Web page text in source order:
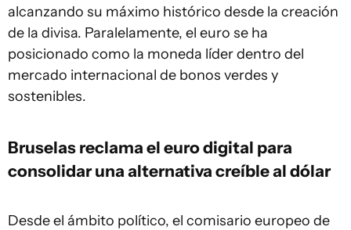
alcanzando su máximo histórico desde la creación
de la divisa. Paralelamente, el euro se ha
posicionado como la moneda líder dentro del
mercado internacional de bonos verdes y
sostenibles.
Bruselas reclama el euro digital para
consolidar una alternativa creíble al dólar
Desde el ámbito político, el comisario europeo de